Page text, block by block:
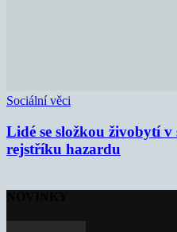
Sociální věci
Lidé se složkou živobytí v
rejstříku hazardu